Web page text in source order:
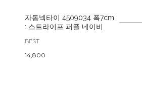
자동넥타이 4509034 폭7cm
: 스트라이프 퍼플 네이비
BEST
14,800